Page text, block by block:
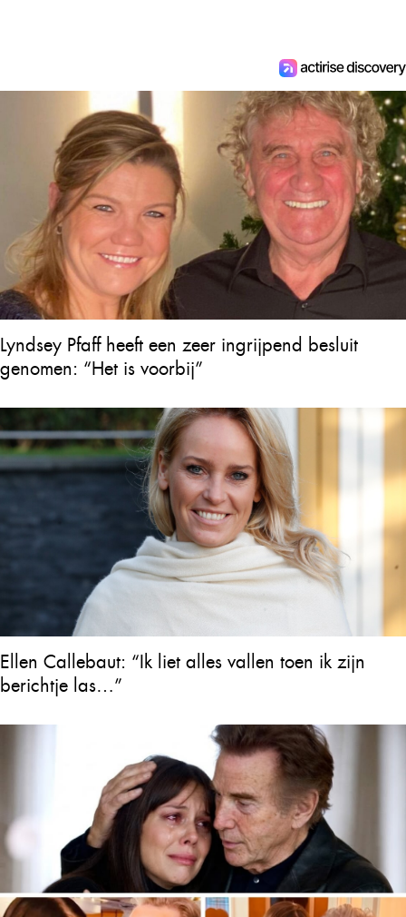
Lyndsey Pfaff heeft een zeer ingrijpend besluit
genomen: “Het is voorbij”
Ellen Callebaut: “Ik liet alles vallen toen ik zijn
berichtje las…”